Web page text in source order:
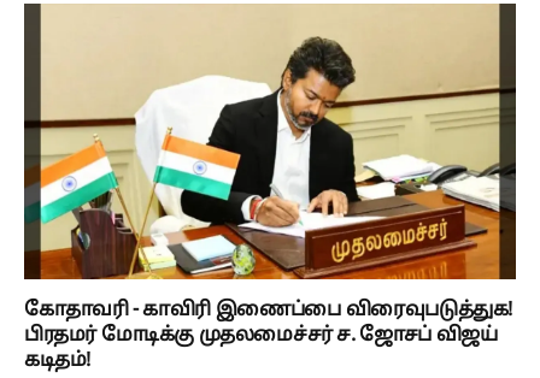
கோதாவரி - காவிரி இணைப்பை விரைவுபடுத்துக!
பிரதமர் மோடிக்கு முதலமைச்சர் ச. ஜோசப் விஜய்
கடிதம்!